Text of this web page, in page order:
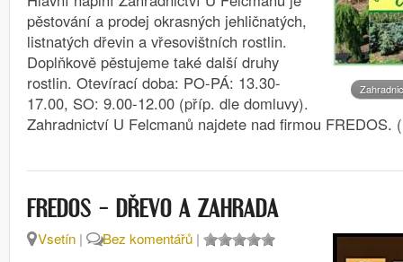
pěstování a prodej okrasných jehličnatých,
listnatých dřevin a vřesovištních rostlin.
Doplňkově pěstujeme také další druhy
rostlin. Otevírací doba: PO-PÁ: 13.30-
17.00, SO: 9.00-12.00 (příp. dle domluvy).
Zahradnictví U Felcmanů najdete nad firmou
FREDOS – DŘEVO A ZAHRADA
Vsetín | Bez komentářů |